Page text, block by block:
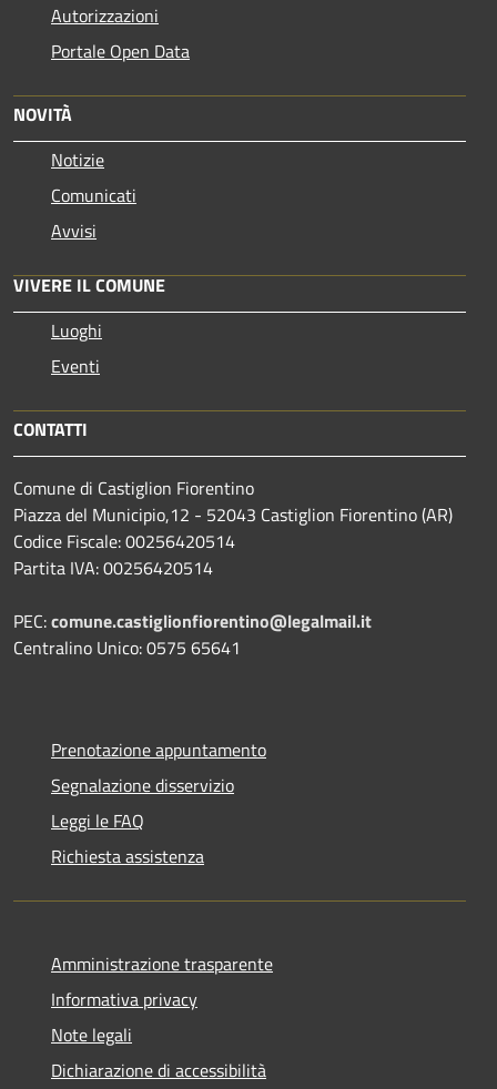
Autorizzazioni
Portale Open Data
NOVITÀ
Notizie
Comunicati
Avvisi
VIVERE IL COMUNE
Luoghi
Eventi
CONTATTI
Comune di Castiglion Fiorentino
Piazza del Municipio,12 - 52043 Castiglion Fiorentino (AR)
Codice Fiscale: 00256420514
Partita IVA: 00256420514
PEC:comune.castiglionfiorentino@legalmail.it
Centralino Unico: 0575 65641
Prenotazione appuntamento
Segnalazione disservizio
Leggi le FAQ
Richiesta assistenza
Amministrazione trasparente
Informativa privacy
Note legali
Dichiarazione di accessibilità